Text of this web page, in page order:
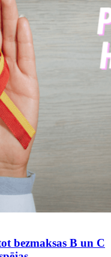
bezmaksas B un C